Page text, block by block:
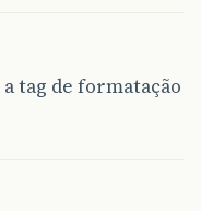
tag de formatação